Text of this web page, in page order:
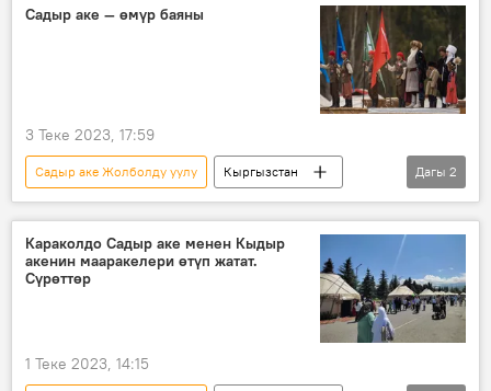
Садыр аке — өмүр баяны
3 Теке 2023, 17:59
Садыр аке Жолболду уулу
Кыргызстан
Өмүр баяны
биография
Дагы 2
Караколдо Садыр аке менен Кыдыр
акенин мааракелери өтүп жатат.
Сүрөттөр
1 Теке 2023, 14:15